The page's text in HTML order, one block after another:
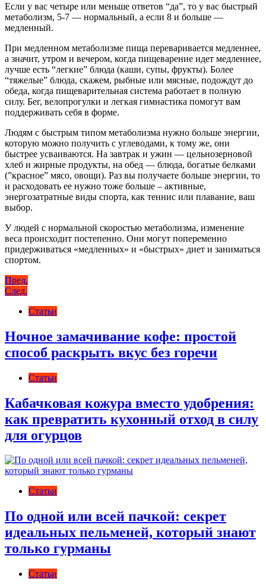
Если у вас четыре или меньше ответов “да”, то у вас быстрый
метаболизм, 5-7 — нормальный, а если 8 и больше —
медленный.
При медленном метаболизме пища переваривается медленнее,
а значит, утром и вечером, когда пищеварение идет медленнее,
лучше есть “легкие” блюда (каши, супы, фрукты). Более
“тяжелые” блюда, скажем, рыбные или мясные, подождут до
обеда, когда пищеварительная система работает в полную
силу. Бег, велопрогулки и легкая гимнастика помогут вам
поддерживать себя в форме.
Людям с быстрым типом метаболизма нужно больше энергии,
которую можно получить с углеводами, к тому же, они
быстрее усваиваются. На завтрак и ужин — цельнозерновой
хлеб и жирные продукты, на обед — блюда, богатые белками
(”красное” мясо, овощи). Раз вы получаете больше энергии, то
и расходовать ее нужно тоже больше – активные,
энергозатратные виды спорта, как теннис или плавание, ваш
выбор.
У людей с нормальной скоростью метаболизма, изменение
веса происходит постепенно. Они могут попеременно
придерживаться «медленных» и «быстрых» диет и заниматься
спортом.
Навигация
по
записям
Пред.
След.
Статьи
Ночное замачивание кофе: простой
способ раскрыть вкус без горечи
Статьи
Кабачковая кожура вместо удобрения:
как превратить кухонный отход в силу
для огурцов
Статьи
По одной или всей пачкой: секрет
идеальных пельменей, который знают
только гурманы
Статьи